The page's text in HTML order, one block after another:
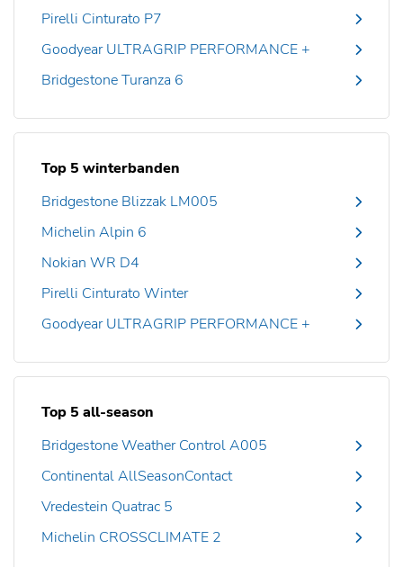
Pirelli Cinturato P7
Goodyear ULTRAGRIP PERFORMANCE +
Bridgestone Turanza 6
Top 5 winterbanden
Bridgestone Blizzak LM005
Michelin Alpin 6
Nokian WR D4
Pirelli Cinturato Winter
Goodyear ULTRAGRIP PERFORMANCE +
Top 5 all-season
Bridgestone Weather Control A005
Continental AllSeasonContact
Vredestein Quatrac 5
Michelin CROSSCLIMATE 2